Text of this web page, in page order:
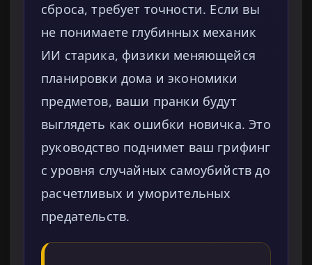
сброса, требует точности. Если вы
не понимаете глубинных механик
ИИ старика, физики меняющейся
планировки дома и экономики
предметов, ваши пранки будут
выглядеть как ошибки новичка. Это
руководство поднимет ваш грифинг
с уровня случайных самоубийств до
расчетливых и уморительных
предательств.